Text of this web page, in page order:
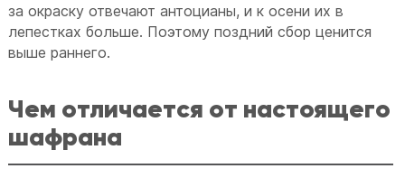
за окраску отвечают антоцианы, и к осени их в
лепестках больше. Поэтому поздний сбор ценится
выше раннего.
Чем отличается от настоящего
шафрана